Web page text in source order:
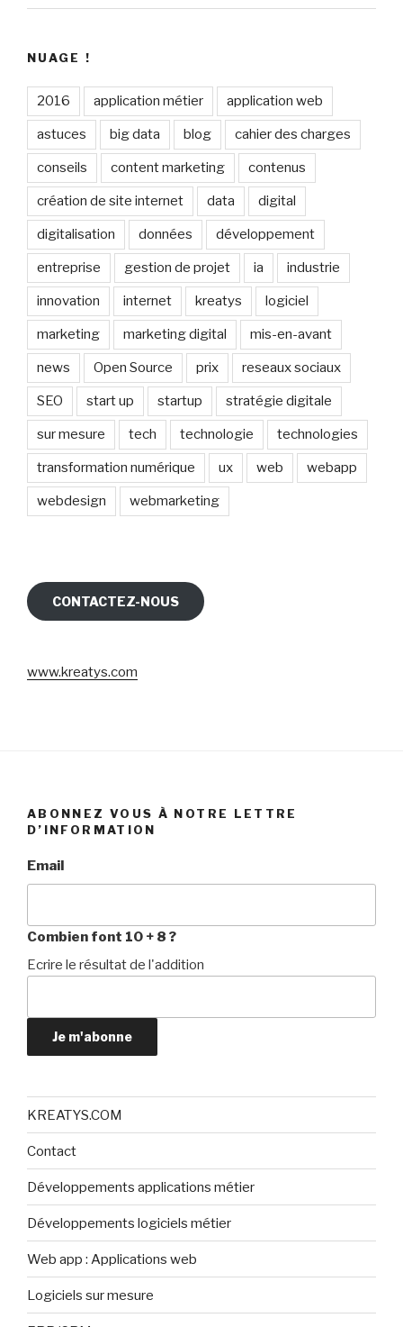
NUAGE !
2016 application métier application web
astuces big data blog cahier des charges
conseils content marketing contenus
création de site internet data digital
digitalisation données développement
entreprise gestion de projet ia industrie
innovation internet kreatys logiciel
marketing marketing digital mis-en-avant
news Open Source prix reseaux sociaux
SEO start up startup stratégie digitale
sur mesure tech technologie technologies
transformation numérique ux web webapp
webdesign webmarketing
CONTACTEZ-NOUS
www.kreatys.com
ABONNEZ VOUS À NOTRE LETTRE
D’INFORMATION
Email
Combien font 10 + 8 ?
Ecrire le résultat de l'addition
Je m'abonne
KREATYS.COM
Contact
Développements applications métier
Développements logiciels métier
Web app : Applications web
Logiciels sur mesure